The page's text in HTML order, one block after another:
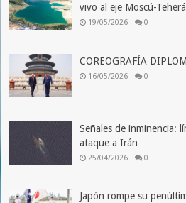
vivo al eje Moscú-
19/05/2026 0
COREOGRAFÍA
16/05/2026 0
Señales de inminencia:
ataque a Irán
25/04/2026 0
Japón rompe su